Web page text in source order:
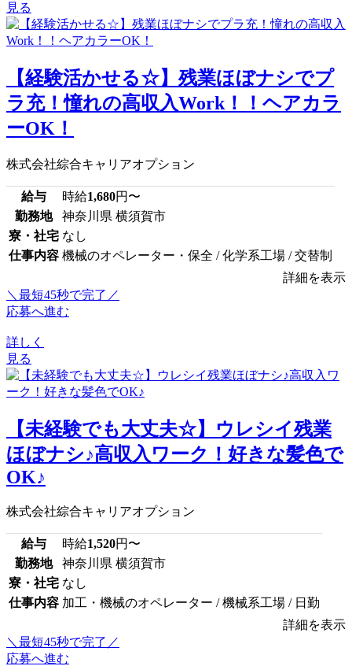
見る
【経験活かせる☆】残業ほぼナシでプ
ラ充！憧れの高収入Work！！ヘアカラ
ーOK！
株式会社綜合キャリアオプション
給与 時給1,680円〜
勤務地
神奈川県 横須賀市
寮・社宅 なし
仕事内容 機械のオペレーター・保全 / 化学系工場 / 交替制
詳細を表示
＼最短45秒で完了／
応募へ進む
詳しく
見る
【未経験でも大丈夫☆】ウレシイ残業
ほぼナシ♪高収入ワーク！好きな髪色で
OK♪
株式会社綜合キャリアオプション
給与 時給1,520円〜
勤務地
神奈川県 横須賀市
寮・社宅 なし
仕事内容 加工・機械のオペレーター / 機械系工場 / 日勤
詳細を表示
＼最短45秒で完了／
応募へ進む